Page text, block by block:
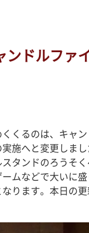
ンドルファ
くるのは、キャ
施へと変更しま
タンドのろうそ
ムなどで大いに
ります。本日の